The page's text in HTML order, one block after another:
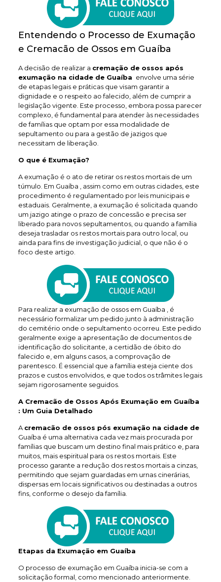
Entendendo o Processo de Exumação
e Cremacão de Ossos em Guaíba
A decisão de realizar a cremação de ossos após
exumação na cidade de Guaíba envolve uma série
de etapas legais e práticas que visam garantir a
dignidade e o respeito ao falecido, além de cumprir a
legislação vigente. Este processo, embora possa parecer
complexo, é fundamental para atender às necessidades
de famílias que optam por essa modalidade de
sepultamento ou para a gestão de jazigos que
necessitam de liberação.
O que é Exumação?
A exumação é o ato de retirar os restos mortais de um
túmulo. Em Guaíba , assim como em outras cidades, este
procedimento é regulamentado por leis municipais e
estaduais. Geralmente, a exumação é solicitada quando
um jazigo atinge o prazo de concessão e precisa ser
liberado para novos sepultamentos, ou quando a família
deseja trasladar os restos mortais para outro local, ou
ainda para fins de investigação judicial, o que não é o
foco deste artigo.
Para realizar a exumação de ossos em Guaíba , é
necessário formalizar um pedido junto à administração
do cemitério onde o sepultamento ocorreu. Este pedido
geralmente exige a apresentação de documentos de
identificação do solicitante, a certidão de óbito do
falecido e, em alguns casos, a comprovação de
parentesco. É essencial que a família esteja ciente dos
prazos e custos envolvidos, e que todos os trâmites legais
sejam rigorosamente seguidos.
A Cremacão de Ossos Após Exumação em Guaíba
: Um Guia Detalhado
A cremacão de ossos pós exumação na cidade de
Guaíba é uma alternativa cada vez mais procurada por
famílias que buscam um destino final mais prático e, para
muitos, mais espiritual para os restos mortais. Este
processo garante a redução dos restos mortais a cinzas,
permitindo que sejam guardadas em urnas cinerárias,
dispersas em locais significativos ou destinadas a outros
fins, conforme o desejo da família.
Etapas da Exumação em Guaíba
O processo de exumação em Guaíba inicia-se com a
solicitação formal, como mencionado anteriormente.